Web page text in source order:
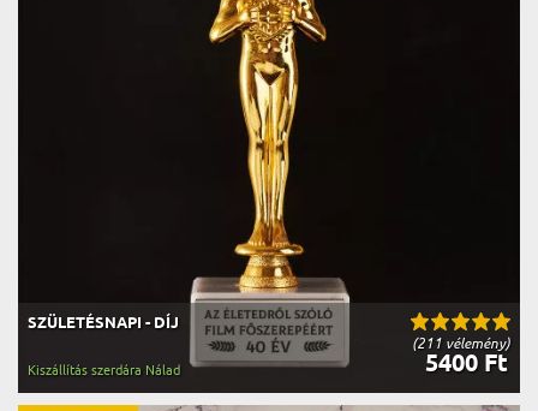
(211 vélemény)
SZÜLETÉSNAPI - DÍJ
5400 Ft
Kiszállítás szerdára Nálad